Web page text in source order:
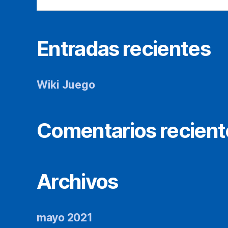
Entradas recientes
Wiki Juego
Comentarios
Archivos
mayo 2021